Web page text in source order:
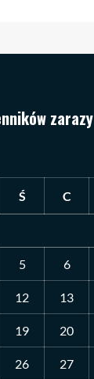
zarazy
Ś C
5 6
12 13
19 20
26 27